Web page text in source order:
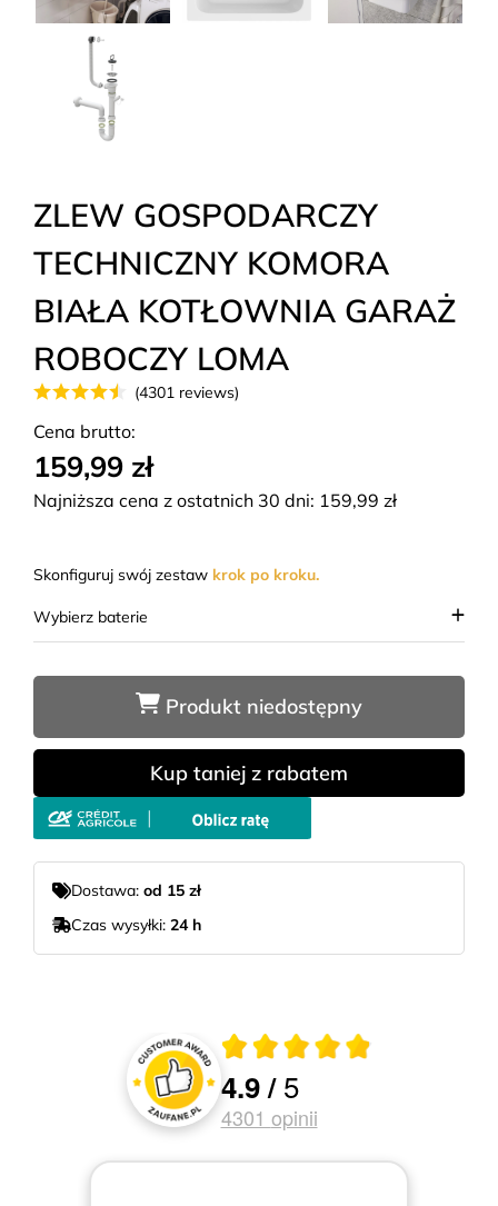
ZLEW GOSPODARCZY
TECHNICZNY KOMORA
BIAŁA KOTŁOWNIA GARAŻ
ROBOCZY LOMA
(4301 reviews)
Cena brutto:
159,99 zł
Najniższa cena z ostatnich 30 dni: 159,99 zł
Skonfiguruj swój zestaw krok po kroku.
Wybierz baterie
Produkt niedostępny
Kup taniej z rabatem
Dostawa: od 15 zł
Czas wysyłki: 24 h
Oceny i recenzje klientów
Średnia ocena 4.9 z 5
4.9/5
4301 opinii